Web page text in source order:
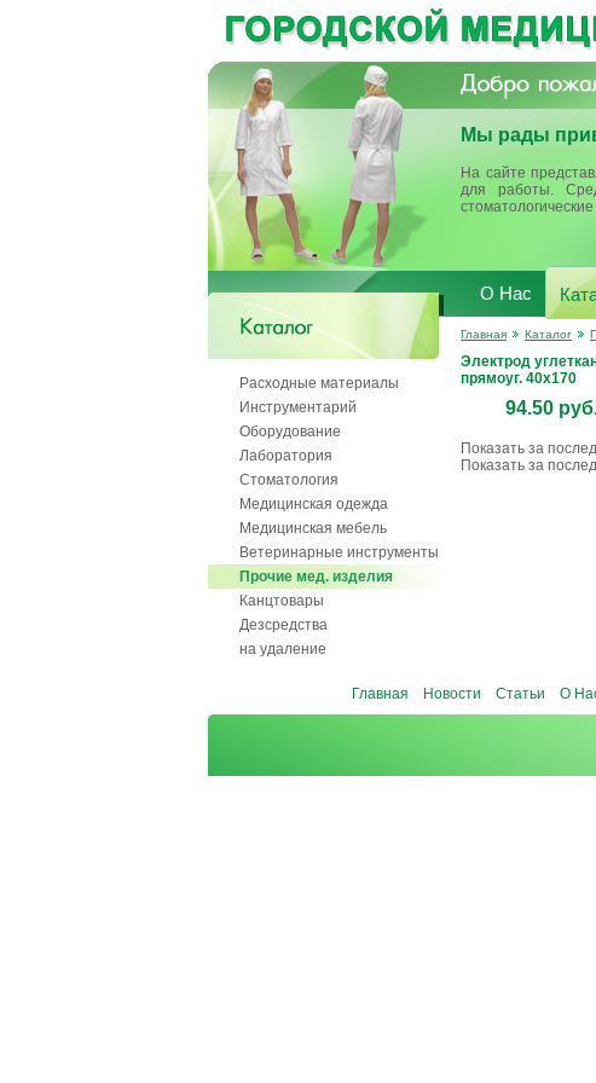
Мы рады
На сайте
для работы.
О Нас
Расходные материалы
Инструментарий
Оборудование
Лаборатория
Стоматология
Медицинская одежда
Медицинская мебель
Ветеринарные инструменты
Прочие мед. изделия
Канцтовары
Дезсредства
на удаление
Главная Каталог
Электрод
прямоуг. 40х170
94.50
Показать за
Показать за
Главная Новости Статьи О